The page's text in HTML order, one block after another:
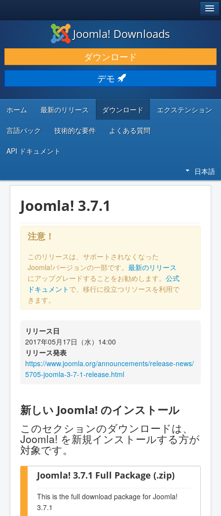
ダウンロードと機能拡張
発見と学び
コミュニティとサポート
開発者向けリソース
Joomla! Downloads
ダウンロード
デモ
ホーム 最新のリリース ダウンロード エクステンション
言語パック 技術的な要件 よくある質問
API ドキュメント
日本語
Joomla! 3.7.1
注意！
このリリースは、サポートされなくなった
Joomla!バージョンの一部です。 最新のリリース
にアップグレードすることをお勧めします。 公式
ドキュメント で、移行に役立つリソースを利用で
きます。
リリース日
2017年05月17日（水）14:00
リリース発表
https://www.joomla.org/announcements/release-news/
5705-joomla-3-7-1-release.html
新しい Joomla! のインストール
このセクションのダウンロードは、
Joomla! を新規インストールする方が
対象です。
Joomla! 3.7.1 Full Package (.zip)
This is the full download package for Joomla!
3.7.1